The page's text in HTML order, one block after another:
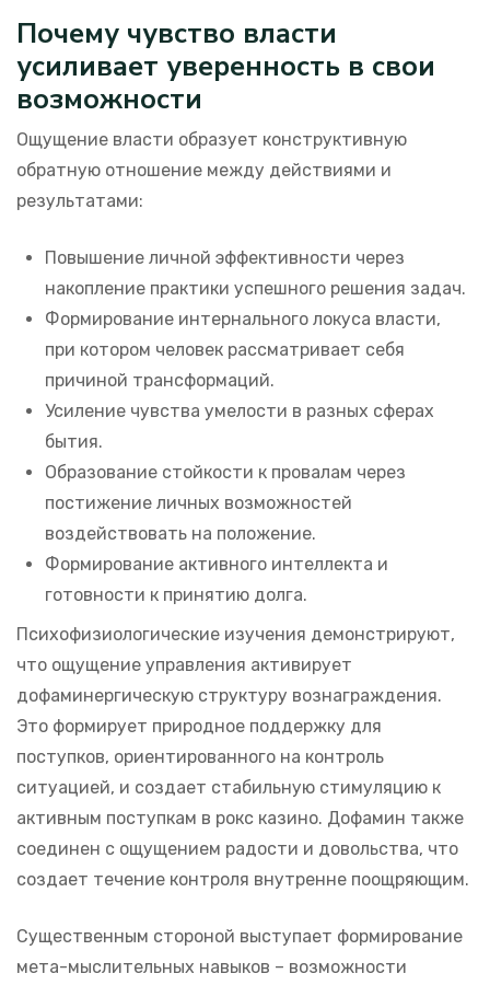
Почему чувство власти
усиливает уверенность в свои
возможности
Ощущение власти образует конструктивную
обратную отношение между действиями и
результатами:
Повышение личной эффективности через
накопление практики успешного решения задач.
Формирование интернального локуса власти,
при котором человек рассматривает себя
причиной трансформаций.
Усиление чувства умелости в разных сферах
бытия.
Образование стойкости к провалам через
постижение личных возможностей
воздействовать на положение.
Формирование активного интеллекта и
готовности к принятию долга.
Психофизиологические изучения демонстрируют,
что ощущение управления активирует
дофаминергическую структуру вознаграждения.
Это формирует природное поддержку для
поступков, ориентированного на контроль
ситуацией, и создает стабильную стимуляцию к
активным поступкам в рокс казино. Дофамин также
соединен с ощущением радости и довольства, что
создает течение контроля внутренне поощряющим.
Существенным стороной выступает формирование
мета-мыслительных навыков – возможности